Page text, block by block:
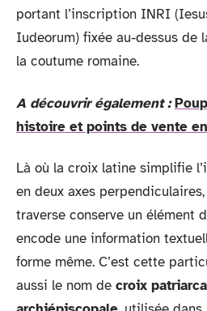
portant l’inscription INRI
Iudeorum) fixée au-dessus de
la coutume romaine.
A découvrir également :
histoire et points de vente
Là où la croix latine simplifie
en deux axes
traverse conserve un élément
encode une information
forme même. C’est cette
aussi le nom de croix